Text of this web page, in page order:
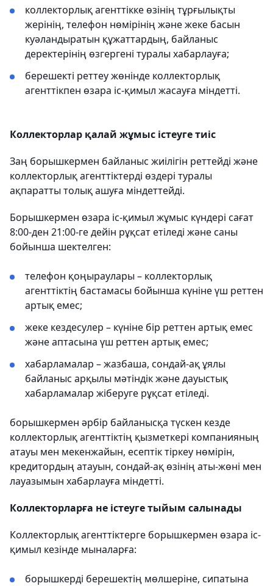
коллекторлық агенттікке өзінің тұрғылықты
жерінің, телефон нөмірінің және жеке басын
куәландыратын құжаттардың, байланыс
деректерінің өзгергені туралы хабарлауға;
берешекті реттеу жөнінде коллекторлық
агенттікпен өзара іс-қимыл жасауға міндетті.
Коллекторлар қалай жұмыс істеуге тиіс
Заң борышкермен байланыс жиілігін реттейді және
коллекторлық агенттіктерді өздері туралы
ақпаратты толық ашуға міндеттейді.
Борышкермен өзара іс-қимыл жұмыс күндері сағат
8:00-ден 21:00-ге дейін рұқсат етіледі және саны
бойынша шектелген:
телефон қоңыраулары – коллекторлық
агенттіктің бастамасы бойынша күніне үш реттен
артық емес;
жеке кездесулер – күніне бір реттен артық емес
және аптасына үш реттен артық емес;
хабарламалар – жазбаша, сондай-ақ ұялы
байланыс арқылы мәтіндік және дауыстық
хабарламалар жіберуге рұқсат етіледі.
борышкермен әрбiр байланысқа түскен кезде
коллекторлық агенттiктiң қызметкерi компанияның
атауы мен мекенжайын, есептiк тiркеу нөмiрiн,
кредитордың атауын, сондай-ақ өзiнiң аты-жөнi мен
лауазымын хабарлауға мiндеттi.
Коллекторларға не істеуге тыйым салынады
Коллекторлық агенттіктерге борышкермен өзара іс-
қимыл кезінде мыналарға:
борышкерді берешектің мөлшеріне, сипатына